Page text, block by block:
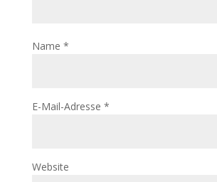
Name *
E-Mail-Adresse *
Website